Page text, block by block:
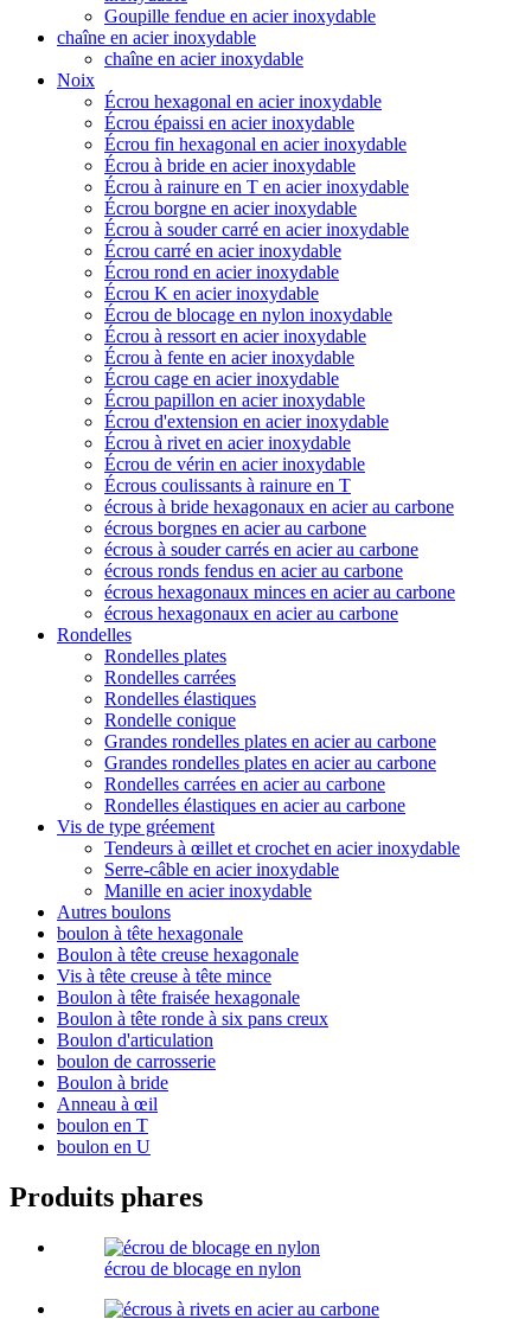
Goupille fendue en acier inoxydable
chaîne en acier inoxydable
chaîne en acier inoxydable
Noix
Écrou hexagonal en acier inoxydable
Écrou épaissi en acier inoxydable
Écrou fin hexagonal en acier inoxydable
Écrou à bride en acier inoxydable
Écrou à rainure en T en acier inoxydable
Écrou borgne en acier inoxydable
Écrou à souder carré en acier inoxydable
Écrou carré en acier inoxydable
Écrou rond en acier inoxydable
Écrou K en acier inoxydable
Écrou de blocage en nylon inoxydable
Écrou à ressort en acier inoxydable
Écrou à fente en acier inoxydable
Écrou cage en acier inoxydable
Écrou papillon en acier inoxydable
Écrou d'extension en acier inoxydable
Écrou à rivet en acier inoxydable
Écrou de vérin en acier inoxydable
Écrous coulissants à rainure en T
écrous à bride hexagonaux en acier au carbone
écrous borgnes en acier au carbone
écrous à souder carrés en acier au carbone
écrous ronds fendus en acier au carbone
écrous hexagonaux minces en acier au carbone
écrous hexagonaux en acier au carbone
Rondelles
Rondelles plates
Rondelles carrées
Rondelles élastiques
Rondelle conique
Grandes rondelles plates en acier au carbone
Grandes rondelles plates en acier au carbone
Rondelles carrées en acier au carbone
Rondelles élastiques en acier au carbone
Vis de type gréement
Tendeurs à œillet et crochet en acier inoxydable
Serre-câble en acier inoxydable
Manille en acier inoxydable
Autres boulons
boulon à tête hexagonale
Boulon à tête creuse hexagonale
Vis à tête creuse à tête mince
Boulon à tête fraisée hexagonale
Boulon à tête ronde à six pans creux
Boulon d'articulation
boulon de carrosserie
Boulon à bride
Anneau à œil
boulon en T
boulon en U
Produits phares
écrou de blocage en nylon